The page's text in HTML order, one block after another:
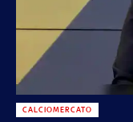
CALCIOMERCATO